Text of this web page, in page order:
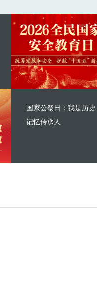
国家公祭日：我是历史
记忆传承人